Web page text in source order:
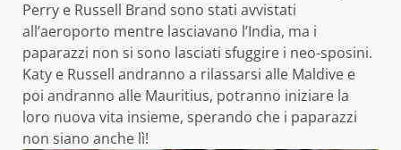
Perry e Russell Brand sono stati avvistati
all’aeroporto mentre lasciavano l’India, ma i
paparazzi non si sono lasciati sfuggire i neo-sposini.
Katy e Russell andranno a rilassarsi alle Maldive e
poi andranno alle Mauritius, potranno iniziare la
loro nuova vita insieme, sperando che i paparazzi
non siano anche lì!